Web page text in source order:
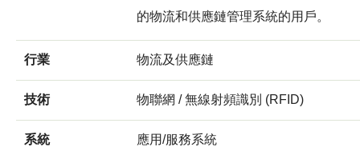
的物流和供應鏈管理系統的用戶。
行業 物流及供應鏈
技術 物聯網 / 無線射頻識別 (RFID)
系統 應用/服務系統